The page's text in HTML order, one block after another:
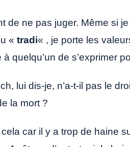
de ne pas juger. Même si
« tradi« , je porte les
quelqu’un de s’exprimer
lui dis-je, n’a-t-il pas le
la mort ?
car il y a trop de haine